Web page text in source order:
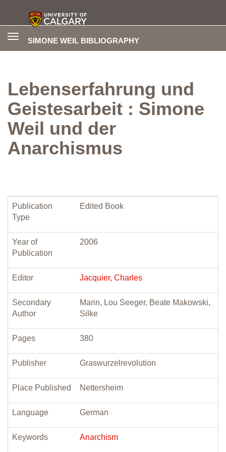
SIMONE WEIL BIBLIOGRAPHY
Toggle
Lebenserfahrung und
Geistesarbeit : Simone
Weil und der
Anarchismus
Publication
Type
Edited Book
Year of
Publication
2006
Editor Jacquier, Charles
Secondary
Author
Marin, Lou Seeger, Beate Makowski,
Silke
Pages 380
Publisher Graswurzelrevolution
Place Published Nettersheim
Language German
Keywords Anarchism